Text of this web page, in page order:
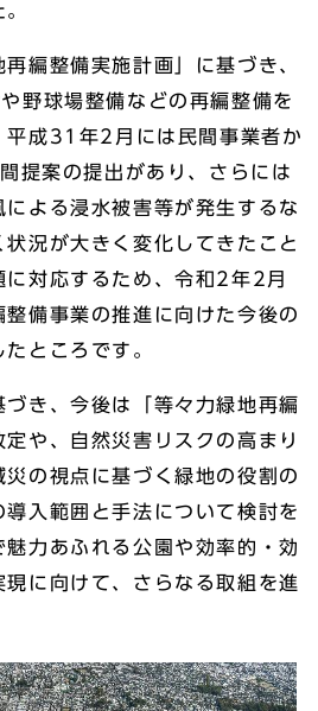
編整備実施計画」に基づき、
野球場整備などの再編整備を
平成31年2月には民間事業者か
提案の提出があり、さらには
よる浸水被害等が発生するな
状況が大きく変化してきたこと
に対応するため、令和2年2月
整備事業の推進に向けた今後の
ところです。
き、今後は「等々力緑地再編
や、自然災害リスクの高まり
の視点に基づく緑地の役割の
入範囲と手法について検討を
力あふれる公園や効率的・効
に向けて、さらなる取組を進